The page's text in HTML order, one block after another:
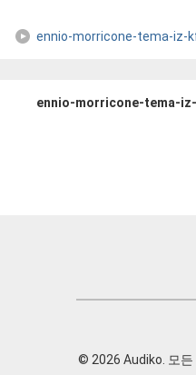
ennio-morricone-tema-iz-
© 2026 Audiko. 모든